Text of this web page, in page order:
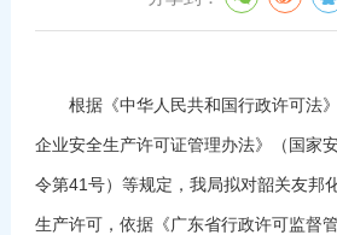
根据《中华人民共和国行政许可法
企业安全生产许可证管理办法》（国家
令第41号）等规定，我局拟对韶关友邦
生产许可，依据《广东省行政许可监督